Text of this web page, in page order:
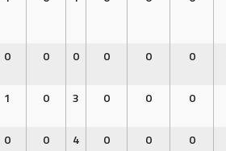
0 0 0 0 0 0
1 0 3 0 0 0
0 0 4 0 0 0